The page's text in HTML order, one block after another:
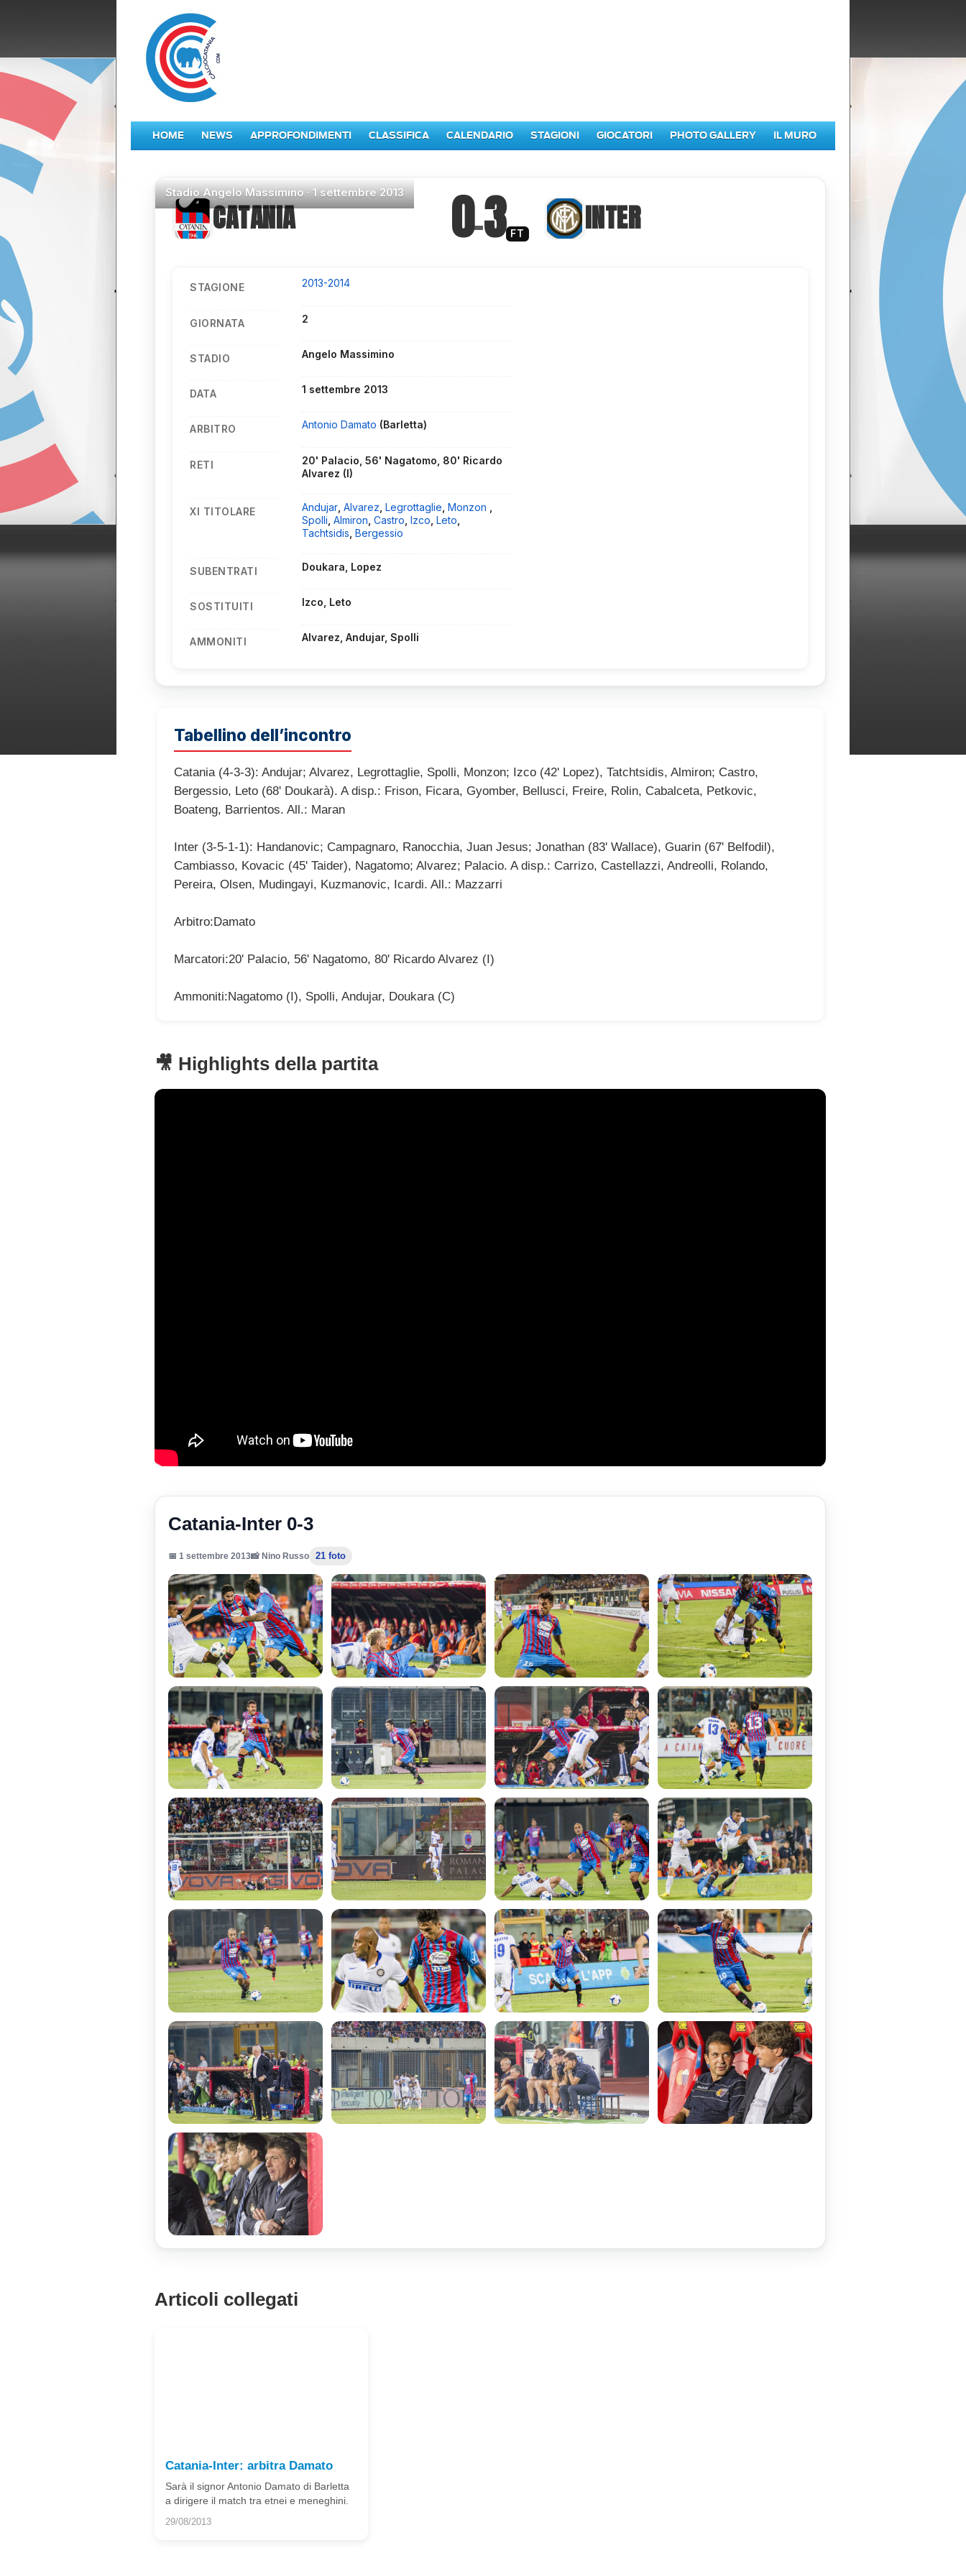
HOME NEWS APPROFONDIMENTI CLASSIFICA CALENDARIO STAGIONI GIOCATORI PHOTO GALLERY IL MURO
StadioAngelo Massimino ·1 settembre 2013
CATANIA 0–3 FT INTER
STAGIONE 2013-2014
GIORNATA 2
STADIO Angelo Massimino
DATA 1 settembre 2013
ARBITRO Antonio Damato (Barletta)
RETI
20' Palacio, 56' Nagatomo, 80' Ricardo
Alvarez (I)
XI TITOLARE Andujar ,Alvarez ,Legrottaglie ,Monzon
Spolli ,Almiron ,Castro ,Izco ,Leto
Tachtsidis ,Bergessio
SUBENTRATI Doukara, Lopez
SOSTITUITI Izco, Leto
AMMONITI Alvarez, Andujar, Spolli
Tabellino dell’incontro
Catania (4-3-3): Andujar; Alvarez, Legrottaglie, Spolli, Monzon; Izco (42' Lopez), Tatchtsidis, Almiron; Castro,
Bergessio, Leto (68' Doukarà). A disp.: Frison, Ficara, Gyomber, Bellusci, Freire, Rolin, Cabalceta, Petkovic,
Boateng, Barrientos. All.: Maran
Inter (3-5-1-1): Handanovic; Campagnaro, Ranocchia, Juan Jesus; Jonathan (83' Wallace), Guarin (67' Belfodil),
Cambiasso, Kovacic (45' Taider), Nagatomo; Alvarez; Palacio. A disp.: Carrizo, Castellazzi, Andreolli, Rolando,
Pereira, Olsen, Mudingayi, Kuzmanovic, Icardi. All.: Mazzarri
Arbitro:Damato
Marcatori:20' Palacio, 56' Nagatomo, 80' Ricardo Alvarez (I)
Ammoniti:Nagatomo (I), Spolli, Andujar, Doukara (C)
🎥 Highlights della partita
Catania-Inter 0-3
📅 1 settembre 2013📸 Nino Russo 21 foto
Articoli collegati
Catania-Inter: arbitra Damato
Sarà il signor Antonio Damato di Barletta
a dirigere il match tra etnei e meneghini.
29/08/2013